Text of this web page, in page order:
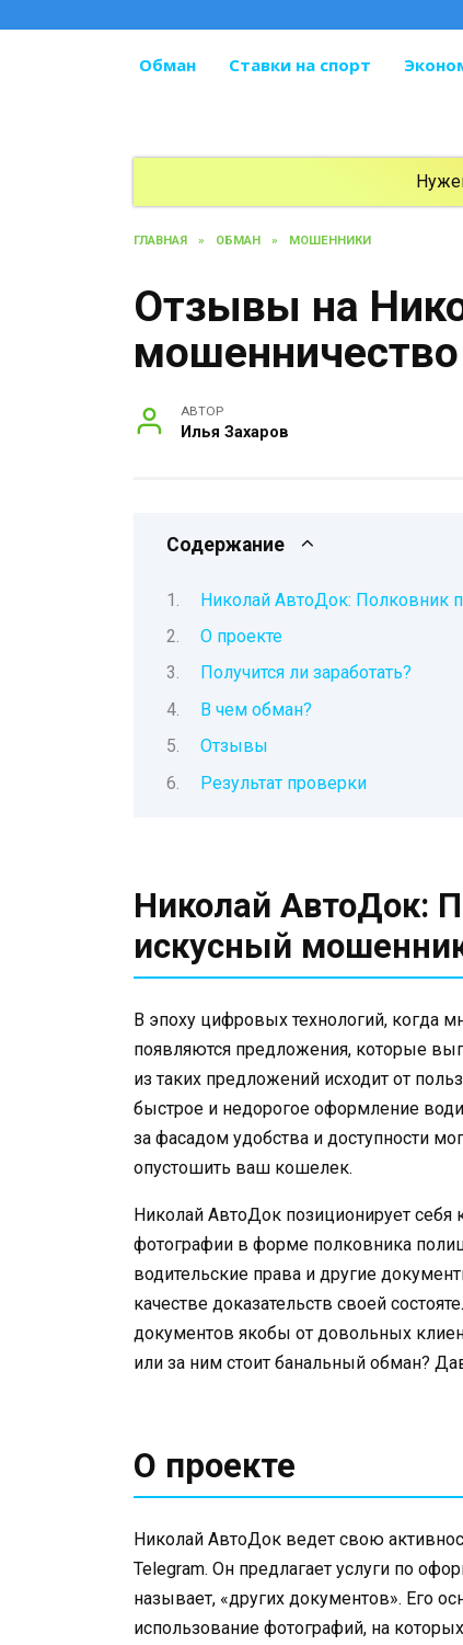
Обман Ставки на спорт
ГЛАВНАЯ » ОБМАН » МОШЕННИКИ
Отзывы на
мошенничество
АВТОР
Илья Захаров
Содержание
Николай АвтоДок: Полковник
О проекте
Получится ли заработать?
В чем обман?
Отзывы
Результат проверки
Николай АвтоДок:
искусный
В эпоху цифровых технологий, когда
появляются предложения, которые
из таких предложений исходит от
быстрое и недорогое оформление
за фасадом удобства и доступности
опустошить ваш кошелек.
Николай АвтоДок позиционирует
фотографии в форме полковника
водительские права и другие
качестве доказательств своей
документов якобы от довольных
или за ним стоит банальный обман?
О проекте
Николай АвтоДок ведет свою
Telegram. Он предлагает услуги по
называет, «других документов». Его
использование фотографий, на